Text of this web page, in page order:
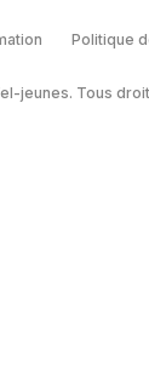
Politique
jeunes. Tous